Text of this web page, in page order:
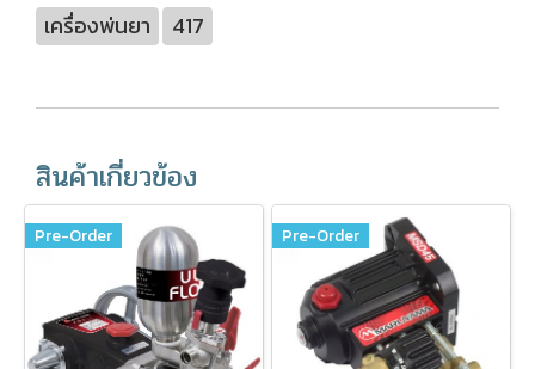
เครื่องพ่นยา
417
สินค้าเกี่ยวข้อง
Pre-Order Pre-Order